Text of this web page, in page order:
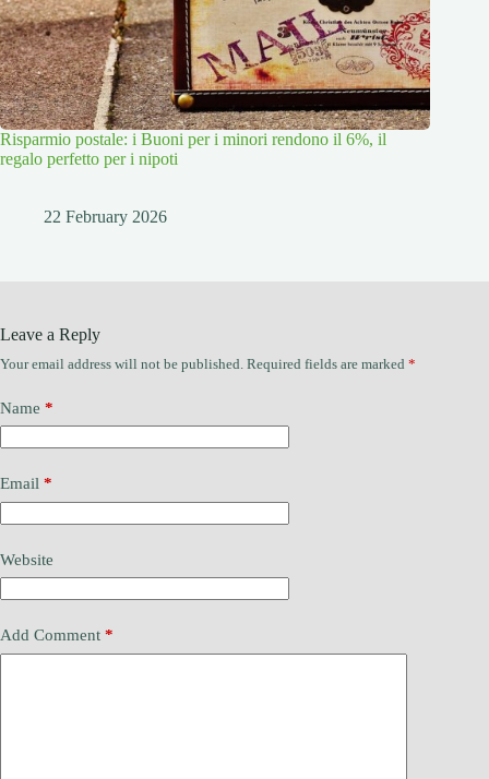
Risparmio postale: i Buoni per i minori rendono il 6%, il
regalo perfetto per i nipoti
22 February 2026
Leave a Reply
Your email address will not be published. Required fields are marked *
Name *
Email *
Website
Add Comment *